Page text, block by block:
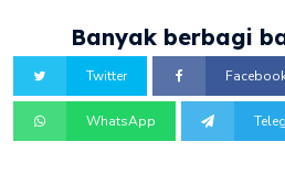
Banyak berbagi
Twitter
WhatsApp